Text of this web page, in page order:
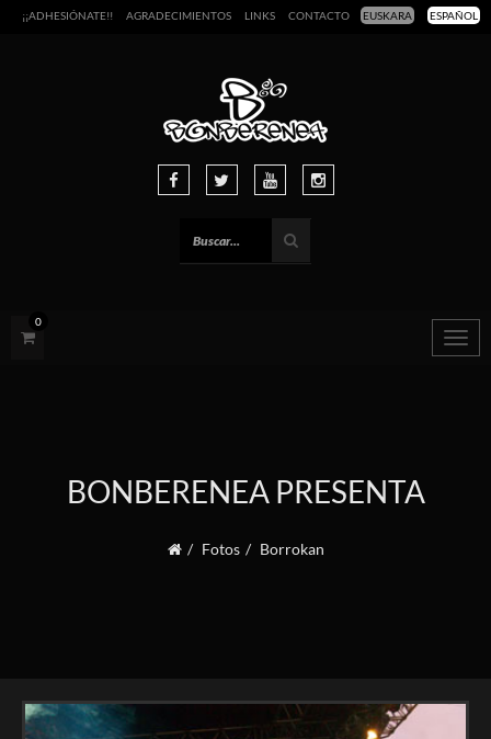
EUSKARA ESPAÑOL
¡¡ADHESIÓNATE!! AGRADECIMIENTOS LINKS CONTACTO
0
BONBERENEA PRESENTA
Fotos Borrokan